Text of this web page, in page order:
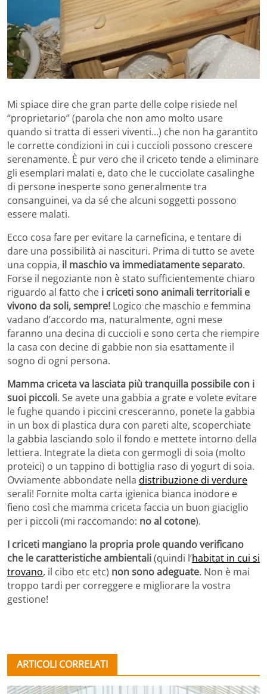
Mi spiace dire che gran parte delle colpe risiede nel
“proprietario” (parola che non amo molto usare
quando si tratta di esseri viventi…) che non ha garantito
le corrette condizioni in cui i cuccioli possono crescere
serenamente. È pur vero che il criceto tende a eliminare
gli esemplari malati e, dato che le cucciolate casalinghe
di persone inesperte sono generalmente tra
consanguinei, va da sé che alcuni soggetti possono
essere malati.
Ecco cosa fare per evitare la carneficina, e tentare di
dare una possibilità ai nascituri. Prima di tutto se avete
una coppia, il maschio va immediatamente separato.
Forse il negoziante non è stato sufficientemente chiaro
riguardo al fatto che i criceti sono animali territoriali e
vivono da soli, sempre! Logico che maschio e femmina
vadano d’accordo ma, naturalmente, ogni mese
faranno una decina di cuccioli e sono certa che riempire
la casa con decine di gabbie non sia esattamente il
sogno di ogni persona.
Mamma criceta va lasciata più tranquilla possibile con i
suoi piccoli. Se avete una gabbia a grate e volete evitare
le fughe quando i piccini cresceranno, ponete la gabbia
in un box di plastica dura con pareti alte, scoperchiate
la gabbia lasciando solo il fondo e mettete intorno della
lettiera. Integrate la dieta con germogli di soia (molto
proteici) o un tappino di bottiglia raso di yogurt di soia.
Ovviamente abbondate nella distribuzione di verdure
serali! Fornite molta carta igienica bianca inodore e
fieno così che mamma criceta faccia un buon giaciglio
per i piccoli (mi raccomando: no al cotone).
I criceti mangiano la propria prole quando verificano
che le caratteristiche ambientali(quindi l’habitat in cui si
trovano, il cibo etc etc) non sono adeguate. Non è mai
troppo tardi per correggere e migliorare la vostra
gestione!
ARTICOLI CORRELATI